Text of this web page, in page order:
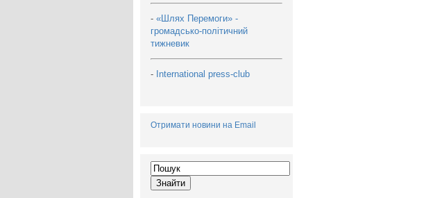
- «Шлях Перемоги» -
громадсько-політичний
тижневик
- International press-club
Отримати новини на Email